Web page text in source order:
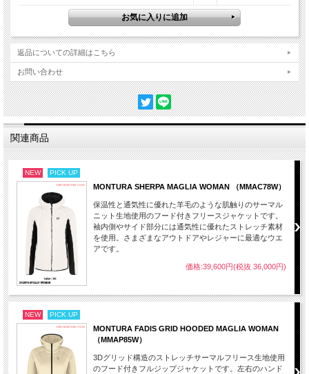
返品についての詳細はこちら
お問い合わせ
関連商品
NEW PICK UP
MONTURA SHERPA MAGLIA WOMAN （MMAC78W）
保温性と通気性に優れた羊毛のような肌触りのサーマル
ニット生地使用のフード付きフリースジャケットです。
袖内側やサイド部分には通気性に優れたストレッチ素材
を使用。さまざまなアウトドアやレジャーに最適なウエ
アです。
価格:39,600円(税抜 36,000円)
NEW PICK UP
MONTURA FADIS GRID HOODED MAGLIA WOMAN
（MMAP85W）
3Dグリッド構造のストレッチサーマルフリース生地使用
のフード付きフルジップジャケットです。左右のハンド